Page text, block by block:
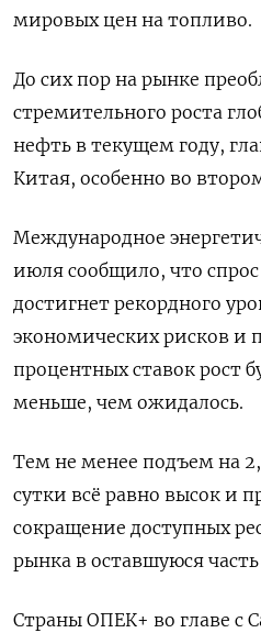
мировых цен на топливо.
До сих пор на рынке
стремительного роста
нефть в текущем году,
Китая, особенно во
Международное
июля сообщило, что
достигнет рекордного
экономических рисков и
процентных ставок рост
меньше, чем ожидалось.
Тем не менее подъем на
сутки всё равно высок и
сокращение доступных
рынка в оставшуюся часть
Страны ОПЕК+ во главе с